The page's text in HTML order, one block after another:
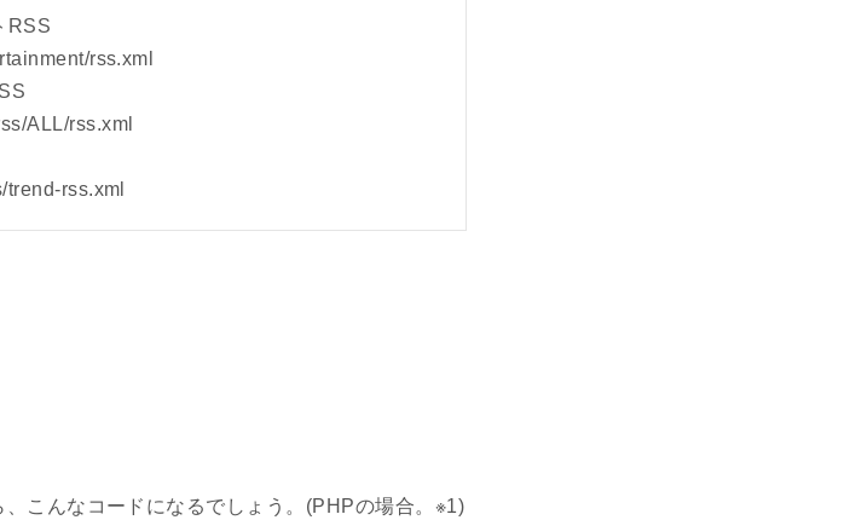
RSS
rss.xml
ALL/rss.xml
rss.xml
こんなコードになるでしょう。(PHPの場合。※1)